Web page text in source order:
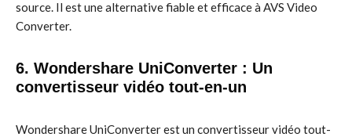
source. Il est une alternative fiable et efficace à AVS Video
Converter.
6. Wondershare UniConverter : Un
convertisseur vidéo tout-en-un
Wondershare UniConverter est un convertisseur vidéo tout-